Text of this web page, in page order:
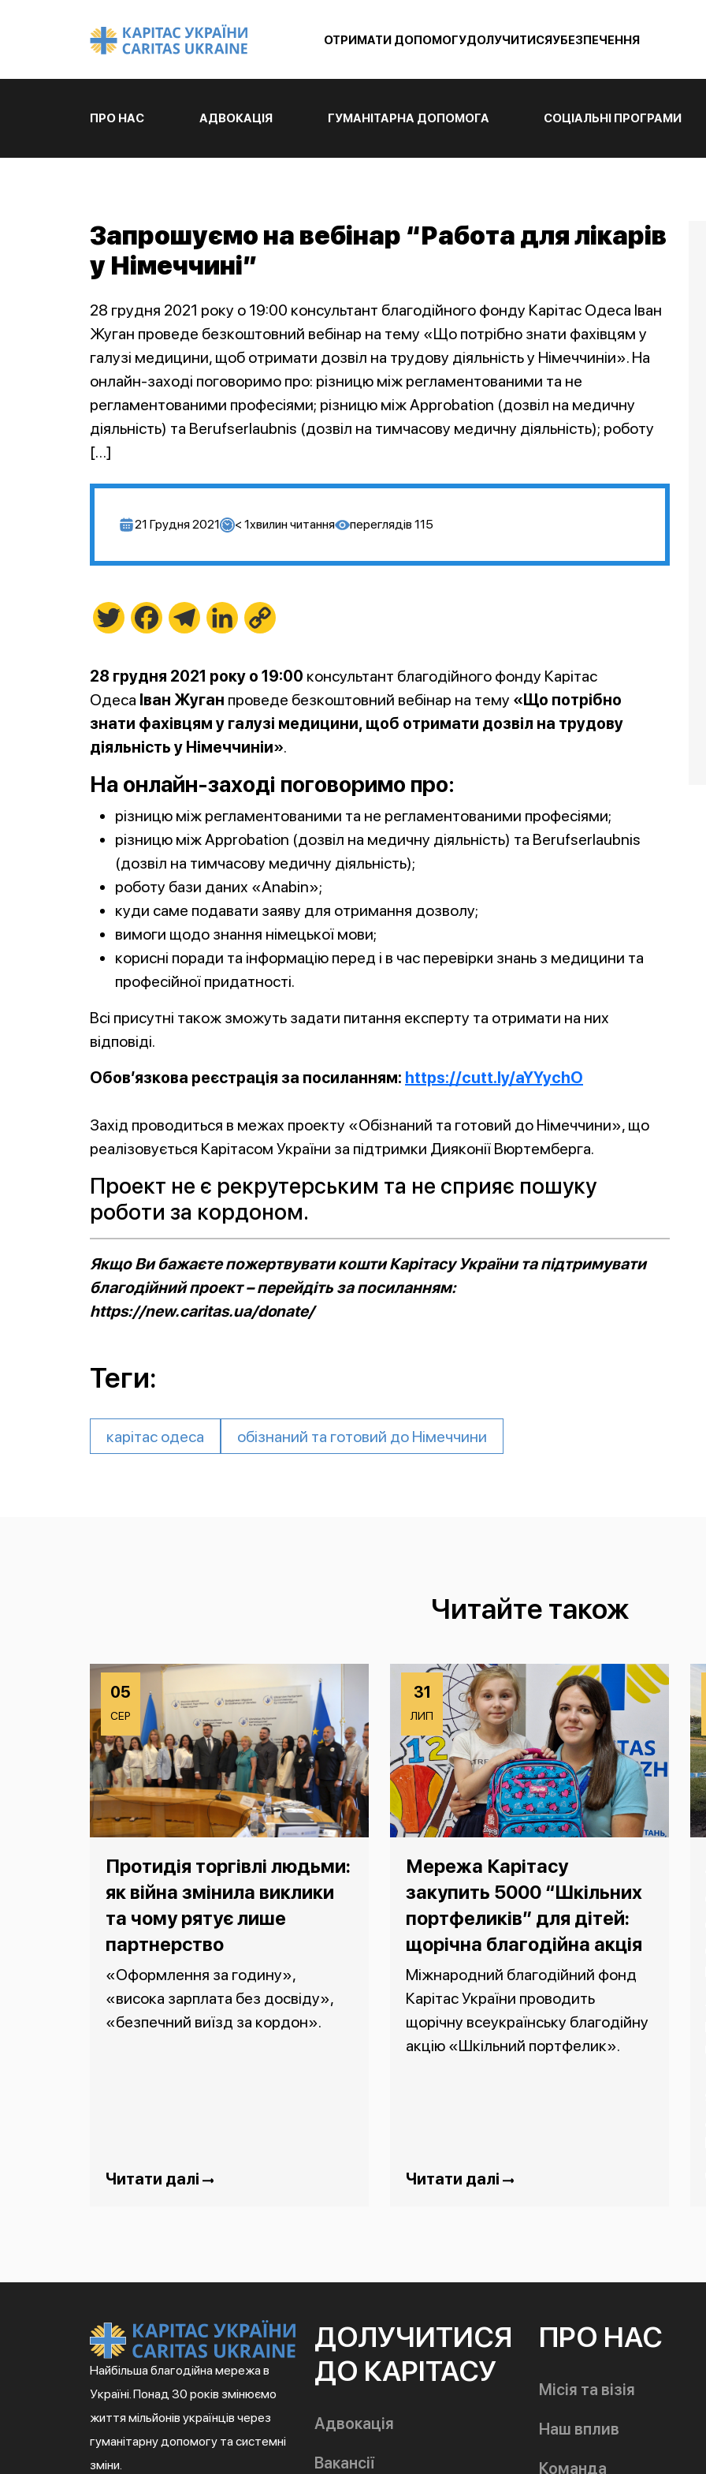
ОТРИМАТИ ДОПОМОГУДОЛУЧИТИСЯУБЕЗПЕЧЕННЯ
ПРО НАС АДВОКАЦІЯ ГУМАНІТАРНА ДОПОМОГА СОЦІАЛЬНІ ПРОГРАМИ
Запрошуємо на вебінар “Работа для лікарів
у Німеччині”
28 грудня 2021 року о 19:00 консультант благодійного фонду Карітас Одеса Іван
Жуган проведе безкоштовний вебінар на тему «Що потрібно знати фахівцям у
галузі медицини, щоб отримати дозвіл на трудову діяльність у Німеччиніи». На
онлайн-заході поговоримо про: різницю між регламентованими та не
регламентованими професіями; різницю між Approbation (дозвіл на медичну
діяльність) та Berufserlaubnis (дозвіл на тимчасову медичну діяльність); роботу
[…]
21 Грудня 2021 < 1хвилин читання переглядів 115
Twitter FacebookTelegramLinkedIn
28 грудня 2021 року о 19:00 консультант благодійного фонду Карітас
Одеса Іван Жуган проведе безкоштовний вебінар на тему «Що потрібно
знати фахівцям у галузі медицини, щоб отримати дозвіл на трудову
діяльність у Німеччиніи».
На онлайн-заході поговоримо про:
різницю між регламентованими та не регламентованими професіями;
різницю між Approbation (дозвіл на медичну діяльність) та Berufserlaubnis
(дозвіл на тимчасову медичну діяльність);
роботу бази даних «Anabin»;
куди саме подавати заяву для отримання дозволу;
вимоги щодо знання німецької мови;
корисні поради та інформацію перед і в час перевірки знань з медицини та
професійної придатності.
Всі присутні також зможуть задати питання експерту та отримати на них
відповіді.
Обов’язкова реєстрація за посиланням: https://cutt.ly/aYYychO
Захід проводиться в межах проекту «Обізнаний та готовий до Німеччини», що
реалізовується Карітасом України за підтримки Дияконії Вюртемберга.
Проект не є рекрутерським та не сприяє пошуку
роботи за кордоном.
Якщо Ви бажаєте пожертвувати кошти Карітасу України та підтримувати
благодійний проект – перейдіть за посиланням:
https://new.caritas.ua/donate/
Теги:
карітас одеса обізнаний та готовий до Німеччини
Читайте також
05
СЕР
Протидія торгівлі людьми:
як війна змінила виклики
та чому рятує лише
партнерство
«Оформлення за годину»,
«висока зарплата без досвіду»,
«безпечний виїзд за кордон».
Читати далі
31
ЛИП
Мережа Карітасу
закупить 5000 “Шкільних
портфеликів” для дітей:
щорічна благодійна акція
Міжнародний благодійний фонд
Карітас України проводить
щорічну всеукраїнську благодійну
акцію «Шкільний портфелик».
Читати далі
Найбільша благодійна мережа в
Україні. Понад 30 років змінюємо
життя мільйонів українців через
гуманітарну допомогу та системні
зміни.
ДОЛУЧИТИСЯ
ДО КАРІТАСУ
Адвокація
Вакансії
ПРО НАС
Місія та візія
Наш вплив
Команда